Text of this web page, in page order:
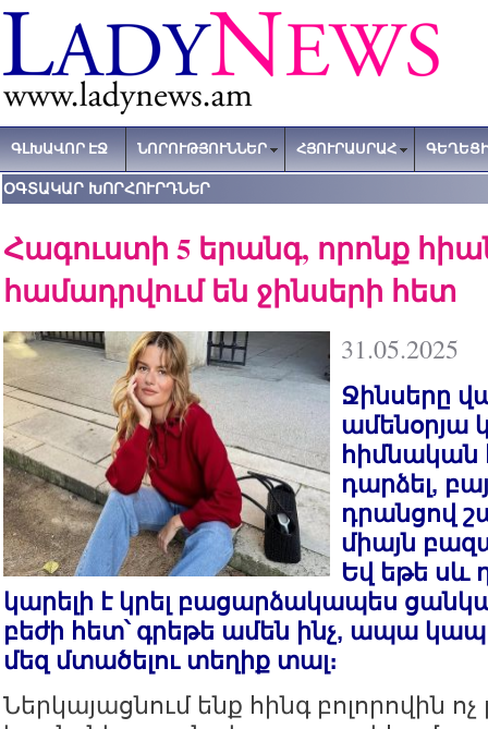
ԳԼԽԱՎՈՐ ԷՋ ՆՈՐՈՒԹՅՈՒՆՆԵՐ ՀՅՈՒՐԱՍՐԱՀ
ՕԳՏԱԿԱՐ ԽՈՐՀՈՒՐԴՆԵՐ
Հագուստի 5 երանգ, որոնք
համադրվում են ջինսերի հետ
31.05.2025
Ջինսերը
ամենօրյա
հիմնական
դարձել,
դրանցով
միայն
Եվ եթե սև
կարելի է կրել բացարձակապես
բեժի հետ՝ գրեթե ամեն ինչ, ապա
մեզ մտածելու տեղիք տալ։
Ներկայացնում ենք հինգ բոլորովին